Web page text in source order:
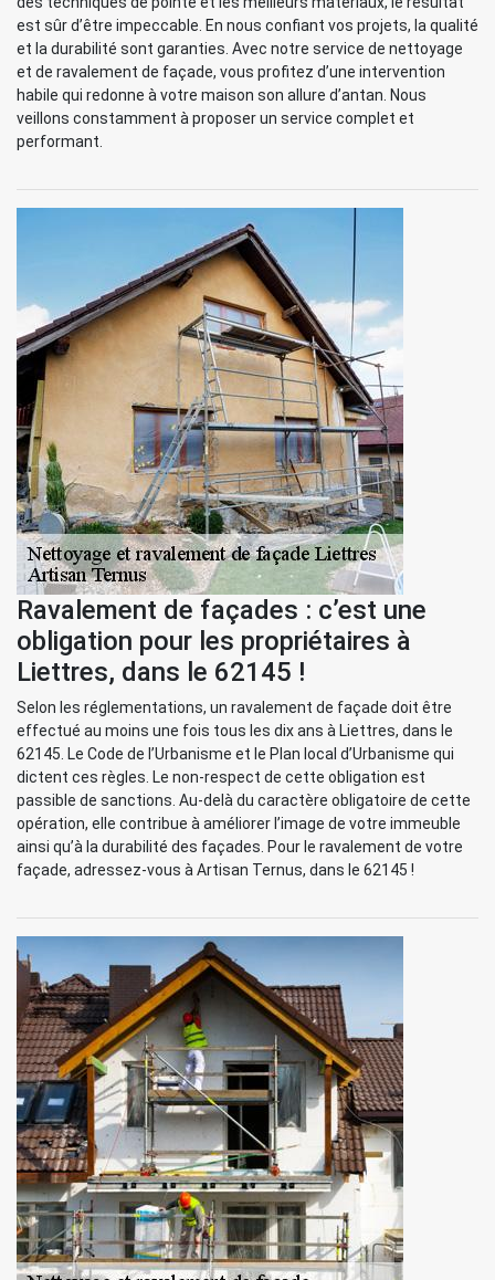
est sûr d’être impeccable. En nous confiant vos projets, la qualité
et la durabilité sont garanties. Avec notre service de nettoyage
et de ravalement de façade, vous profitez d’une intervention
habile qui redonne à votre maison son allure d’antan. Nous
veillons constamment à proposer un service complet et
performant.
Ravalement de façades : c’est une
obligation pour les propriétaires à
Liettres, dans le 62145 !
Selon les réglementations, un ravalement de façade doit être
effectué au moins une fois tous les dix ans à Liettres, dans le
62145. Le Code de l’Urbanisme et le Plan local d’Urbanisme qui
dictent ces règles. Le non-respect de cette obligation est
passible de sanctions. Au-delà du caractère obligatoire de cette
opération, elle contribue à améliorer l’image de votre immeuble
ainsi qu’à la durabilité des façades. Pour le ravalement de votre
façade, adressez-vous à Artisan Ternus, dans le 62145 !